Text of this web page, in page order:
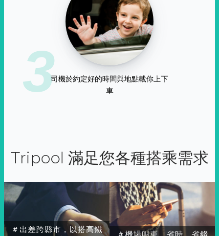
3司機於約定好的時間與地點載你上下
車
Tripool 滿足您各種搭乘需求
＃出差跨縣市，以搭高鐵